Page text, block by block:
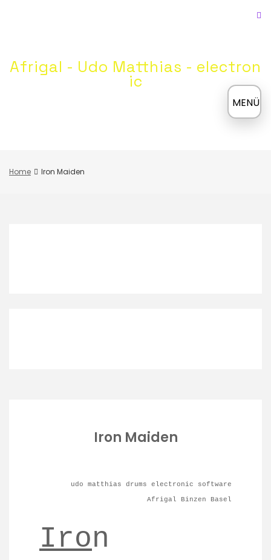
Afrigal - Udo Matthias - electron
ic
Home Iron Maiden
≡
Iron Maiden
udo matthias drums electronic software
Afrigal Binzen Basel
Iron
MENÜ